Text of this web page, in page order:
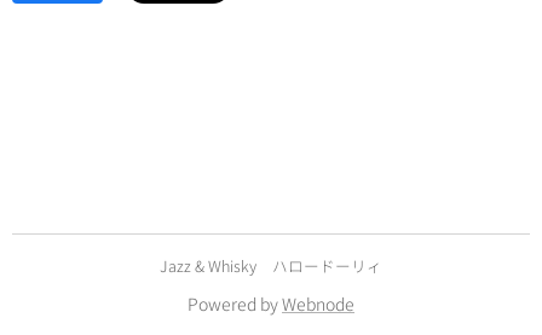
Jazz & Whisky ハロードーリィ
Powered byWebnode